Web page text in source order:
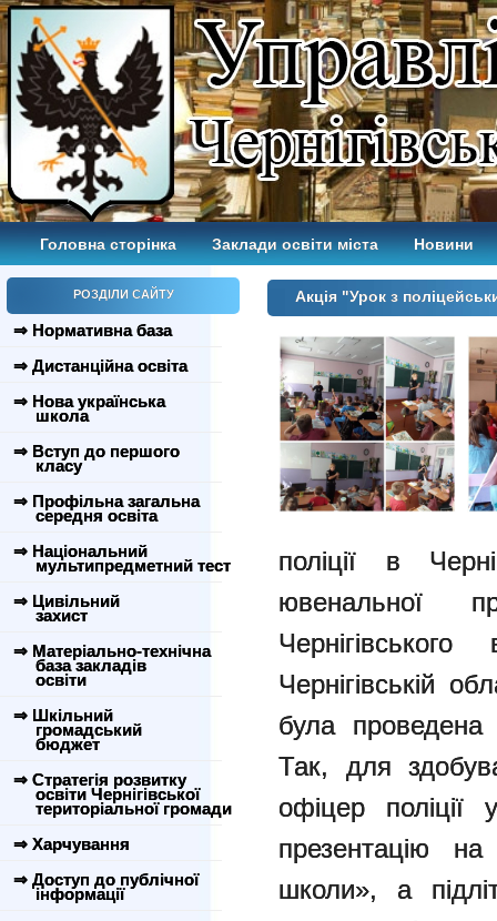
Головна сторінка Заклади освіти міста Новини
РОЗДІЛИ САЙТУ
⇒ Нормативна база
⇒ Дистанційна освіта
⇒ Нова українська
школа
⇒ Вступ до першого
класу
⇒ Профільна загальна
середня освіта
⇒ Національний
мультипредметний тест
⇒ Цивільний
захист
⇒ Матеріально-технічна
база закладів
освіти
⇒ Шкільний
громадський
бюджет
⇒ Стратегія розвитку
освіти Чернігівської
територіальної громади
⇒ Харчування
⇒ Доступ до публічної
інформації
Акція "Урок з
поліції в
ювенальної
Чернігівській
була проведена
Так, для
офіцер поліції
презентацію
школи», а